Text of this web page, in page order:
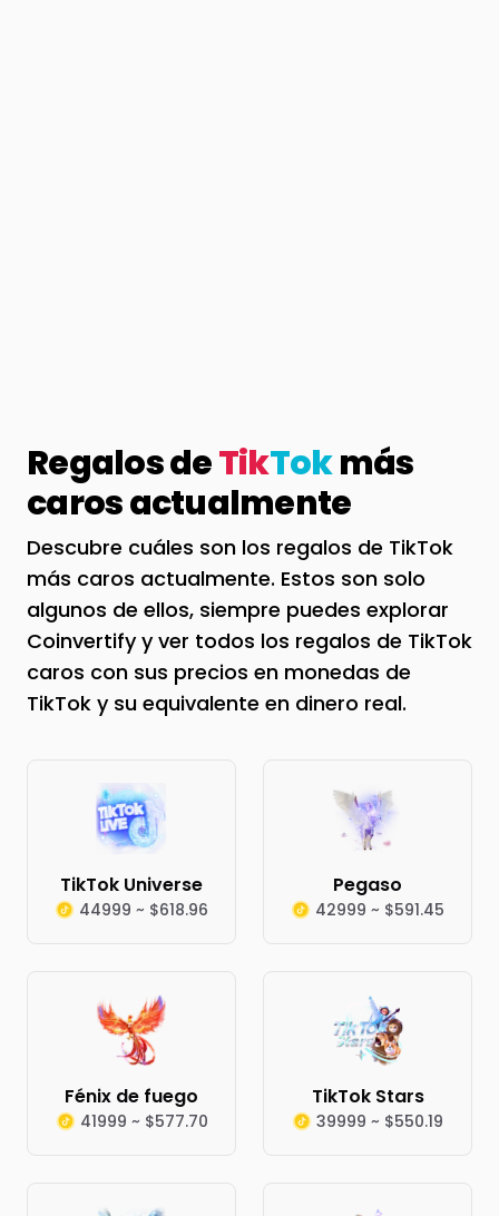
Regalos deTikTokmás
caros actualmente
Descubre cuáles son los regalos de TikTok
más caros actualmente. Estos son solo
algunos de ellos, siempre puedes explorar
Coinvertify y ver todos los regalos de TikTok
caros con sus precios en monedas de
TikTok y su equivalente en dinero real.
TikTok Universe
44999 ~ $618.96
Pegaso
42999 ~ $591.45
Fénix de fuego
41999 ~ $577.70
TikTok Stars
39999 ~ $550.19